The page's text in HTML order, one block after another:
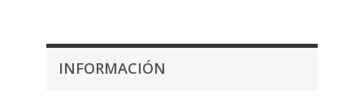
desde
hasta
353,14€
INFORMACIÓN